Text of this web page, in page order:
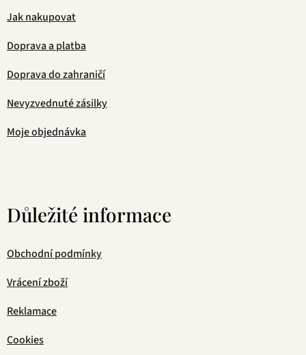
Jak nakupovat
Doprava a platba
Doprava do zahraničí
Nevyzvednuté zásilky
Moje objednávka
Důležité informace
Obchodní podmínky
Vrácení zboží
Reklamace
Cookies